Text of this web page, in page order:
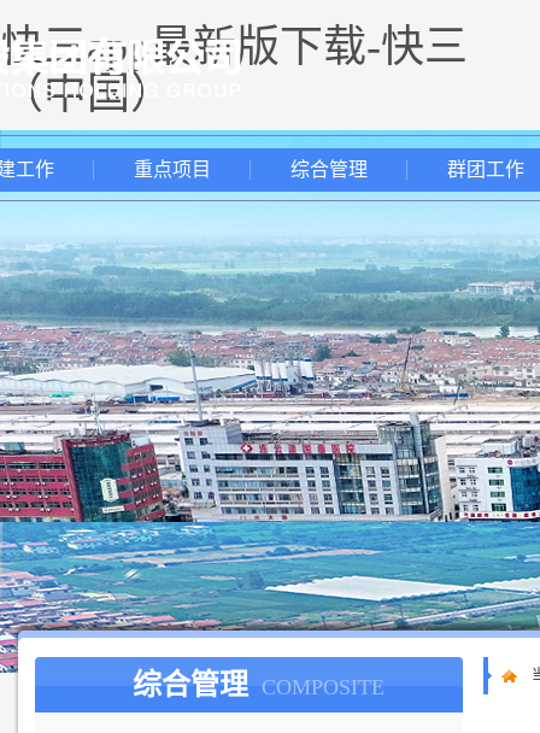
快三app最新版下载-快三
（中国）
工作 重点项目 综合管理 群团工作
综合管理 COMPOSITE